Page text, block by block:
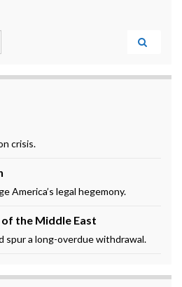
crisis.
America’s legal hegemony.
the Middle East
spur a long-overdue withdrawal.